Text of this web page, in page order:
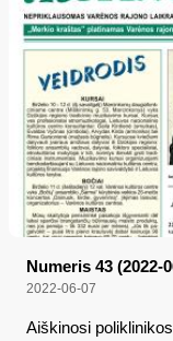
Numeris 43 (2022-
2022-06-07
Aiškinosi